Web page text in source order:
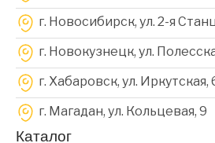
г. Новосибирск, ул. 2-я
г. Новокузнецк, ул.
г. Хабаровск, ул. Иркутская,
г. Магадан, ул. Кольцевая, 9
Каталог